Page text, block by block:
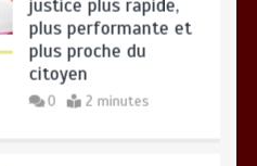
vent dans les secteurs
et du tourisme
0
0 2 minutes
MARQUAGE DES